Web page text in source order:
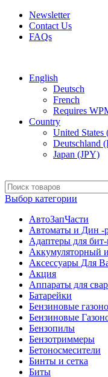
Newsletter
Contact Us
FAQs
English
Deutsch
French
Requires
Country
United States
Deutschland
Japan (JPY)
Выбор категории
АвтоЗапЧасти
Автоматы и Дин -
Адаптеры для
Аккумуляторный
Аксессуары Для
Акция
Аппараты для
Батарейки
Бензиновые
Бензиновые
Бензопилы
Бензотриммеры
Бетоносмесители
Бинты и сетка
Биты